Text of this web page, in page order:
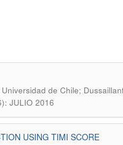
de Chile;
JULIO 2016
USING TIMI SCORE